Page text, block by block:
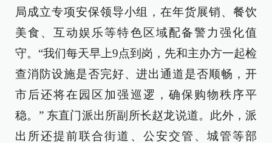
局成立专项安保领导小组，在年货展销、餐饮
美食、互动娱乐等特色区域配备警力强化值
守。“我们每天早上9点到岗，先和主办方一起检
查消防设施是否完好、进出通道是否顺畅，开
市后还将在园区加强巡逻，确保购物秩序平
稳。” 东直门派出所副所长赵龙说道。此外，派
出所还提前联合街道、公安交管、城管等部